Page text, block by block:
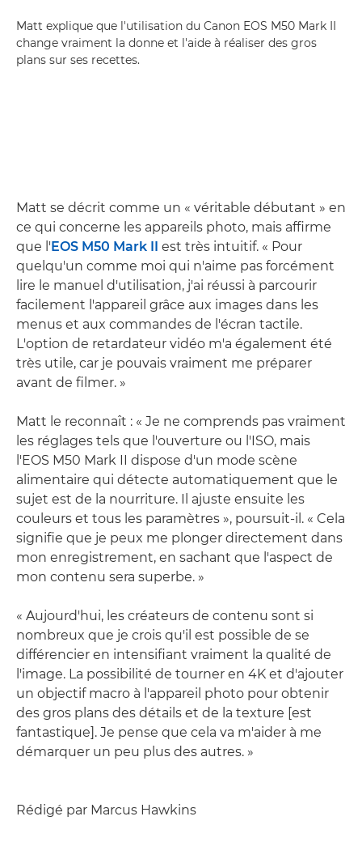
Matt explique que l'utilisation du Canon EOS M50 Mark II
change vraiment la donne et l'aide à réaliser des gros
plans sur ses recettes.
Matt se décrit comme un « véritable débutant » en
ce qui concerne les appareils photo, mais affirme
que l'EOS M50 Mark II est très intuitif. « Pour
quelqu'un comme moi qui n'aime pas forcément
lire le manuel d'utilisation, j'ai réussi à parcourir
facilement l'appareil grâce aux images dans les
menus et aux commandes de l'écran tactile.
L'option de retardateur vidéo m'a également été
très utile, car je pouvais vraiment me préparer
avant de filmer. »
Matt le reconnaît : « Je ne comprends pas vraiment
les réglages tels que l'ouverture ou l'ISO, mais
l'EOS M50 Mark II dispose d'un mode scène
alimentaire qui détecte automatiquement que le
sujet est de la nourriture. Il ajuste ensuite les
couleurs et tous les paramètres », poursuit-il. « Cela
signifie que je peux me plonger directement dans
mon enregistrement, en sachant que l'aspect de
mon contenu sera superbe. »
« Aujourd'hui, les créateurs de contenu sont si
nombreux que je crois qu'il est possible de se
différencier en intensifiant vraiment la qualité de
l'image. La possibilité de tourner en 4K et d'ajouter
un objectif macro à l'appareil photo pour obtenir
des gros plans des détails et de la texture [est
fantastique]. Je pense que cela va m'aider à me
démarquer un peu plus des autres. »
Rédigé par Marcus Hawkins